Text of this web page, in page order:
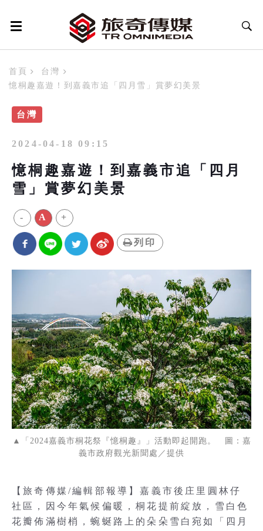
首頁
台灣
憶桐趣嘉遊！到嘉義市追「四月雪」賞夢幻美景
台灣
2024-04-18 09:15
憶桐趣嘉遊！到嘉義市追「四月
雪」賞夢幻美景
- A +
列印
▲「2024嘉義市桐花祭『憶桐趣』」活動即起開跑。 圖：嘉
義市政府觀光新聞處／提供
【旅奇傳媒/編輯部報導】嘉義市後庄里圓林仔
社區，因今年氣候偏暖，桐花提前綻放，雪白色
花瓣佈滿樹梢，蜿蜒路上的朵朵雪白宛如「四月